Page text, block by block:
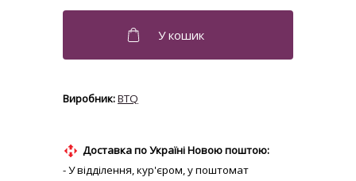
BTQ
Доставка по Україні Новою поштою:
- У відділення, кур'єром, у поштомат